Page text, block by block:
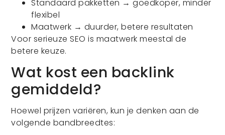
Standaard pakketten → goedkoper, minder
flexibel
Maatwerk → duurder, betere resultaten
Voor serieuze SEO is maatwerk meestal de
betere keuze.
Wat kost een backlink
gemiddeld?
Hoewel prijzen variëren, kun je denken aan de
volgende bandbreedtes: